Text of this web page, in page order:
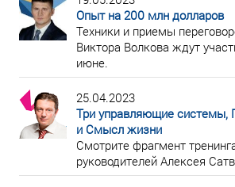
Опыт на 200 млн долларов
Техники и приемы
Виктора Волкова ждут
июне.
25.04.2023
Три управляющие системы,
и Смысл жизни
Смотрите фрагмент
руководителей Алексея